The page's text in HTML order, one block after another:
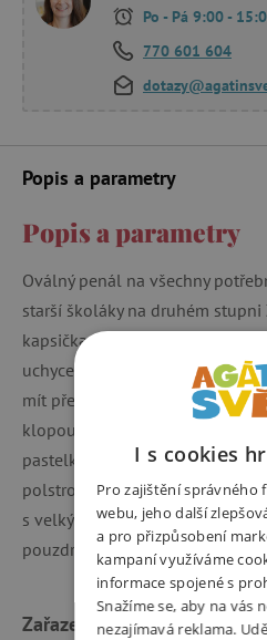
Po - Pá 9:00 -
770 601 604
Popis a parametry
Popis a parametry
Oválný penál na všechny
starší školáky na druhém
kapsička na zip a klopa, na níž
uchycení celkem devíti tužek a
mít přehledně uspořádané a po
klopou pak umožňuje volně
pastelky, fixy, prostě cokoliv
polstrované, takže se vaše
s velkými taháčky umožní
pouzdrem. Pouzdro má rozměry
Zařazeno v kategoriích
I s cookies
Pro zajištění správného
webu, jeho další
a pro přizpůsobení
kampaní využíváme
informace spojené s
Snažíme se, aby na vás
nezajímavá reklama.